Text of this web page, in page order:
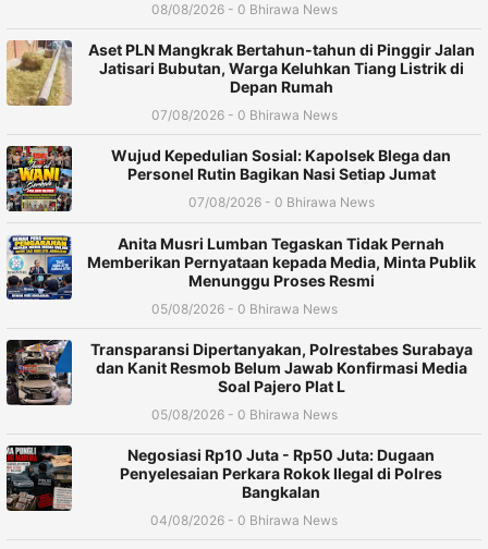
08/08/2026 - 0 Bhirawa News
Aset PLN Mangkrak Bertahun-tahun di Pinggir Jalan
Jatisari Bubutan, Warga Keluhkan Tiang Listrik di
Depan Rumah
07/08/2026 - 0 Bhirawa News
Wujud Kepedulian Sosial: Kapolsek Blega dan
Personel Rutin Bagikan Nasi Setiap Jumat
07/08/2026 - 0 Bhirawa News
Anita Musri Lumban Tegaskan Tidak Pernah
Memberikan Pernyataan kepada Media, Minta Publik
Menunggu Proses Resmi
05/08/2026 - 0 Bhirawa News
Transparansi Dipertanyakan, Polrestabes Surabaya
dan Kanit Resmob Belum Jawab Konfirmasi Media
Soal Pajero Plat L
05/08/2026 - 0 Bhirawa News
Negosiasi Rp10 Juta - Rp50 Juta: Dugaan
Penyelesaian Perkara Rokok Ilegal di Polres
Bangkalan
04/08/2026 - 0 Bhirawa News